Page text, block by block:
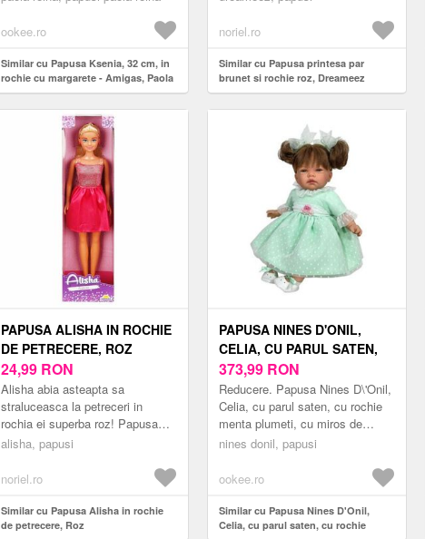
ookee.ro
Similar cu Papusa Ksenia, 32 cm, in
rochie cu margarete - Amigas, Paola
Reina
noriel.ro
Similar cu Papusa printesa par
brunet si rochie roz, Dreameez
PAPUSA ALISHA IN ROCHIE
DE PETRECERE, ROZ
24,99 RON
Alisha abia asteapta sa
straluceasca la petreceri in
rochia ei superba roz! Papusa
fermecatoare Alisha este
din ...
alisha, papusi
noriel.ro
Similar cu Papusa Alisha in rochie
de petrecere, Roz
PAPUSA NINES D'ONIL,
CELIA, CU PARUL SATEN,
CU ROCHIE MENTA
PLUMETI, CU MIROS DE
VANILIE, 45 CM
373,99 RON
Reducere. Papusa Nines D\'Onil,
Celia, cu parul saten, cu rochie
menta plumeti, cu miros de
vanilie, 45 cm. Papusa Nines
r...
nines donil, papusi
ookee.ro
Similar cu Papusa Nines D'Onil,
Celia, cu parul saten, cu rochie